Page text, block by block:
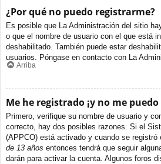
¿Por qué no puedo registrarme?
Es posible que La Administración del sitio
o que el nombre de usuario con el que está
deshabilitado. También puede estar
usuarios. Póngase en contacto con La
Arriba
Me he registrado ¡y no me
Primero, verifique su nombre de usuario y
correcto, hay dos posibles razones. Si el
(APPCO) está activado y cuando se registró
de 13 años entonces tendrá que seguir
darán para activar la cuenta. Algunos foros